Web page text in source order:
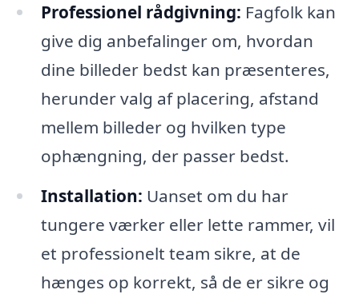
Professionel rådgivning: Fagfolk kan
give dig anbefalinger om, hvordan
dine billeder bedst kan præsenteres,
herunder valg af placering, afstand
mellem billeder og hvilken type
ophængning, der passer bedst.
Installation: Uanset om du har
tungere værker eller lette rammer, vil
et professionelt team sikre, at de
hænges op korrekt, så de er sikre og